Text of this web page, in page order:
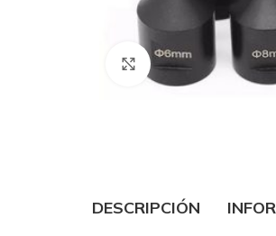
Click to enlarge
DESCRIPCIÓN